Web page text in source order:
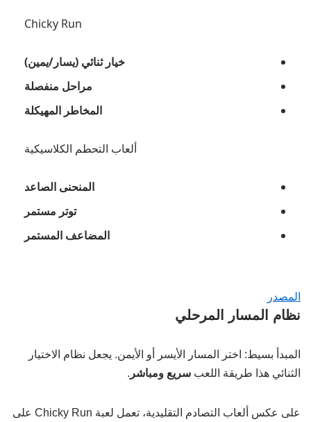
Chicky Run
خيار ثنائي (يسار/يمين)
مراحل منفصلة
المخاطر المهيكلة
ألعاب التحطم الكلاسيكية
المنحنى الصاعد
توتر مستمر
المضاعف المستمر
المصدر
نظام المسار المرحلي
المبدأ بسيط: اختر المسار الأيسر أو الأيمن. يجعل نظام الاختيار
الثنائي هذا طريقة اللعب سريع ومباشر .
على عكس ألعاب التصادم التقليدية، تعمل لعبة Chicky Run على